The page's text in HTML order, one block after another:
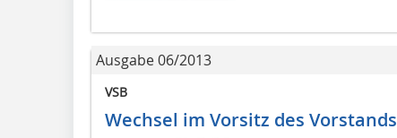
Ausgabe 06/2013
VSB
Wechsel im Vorsitz des Vorstands